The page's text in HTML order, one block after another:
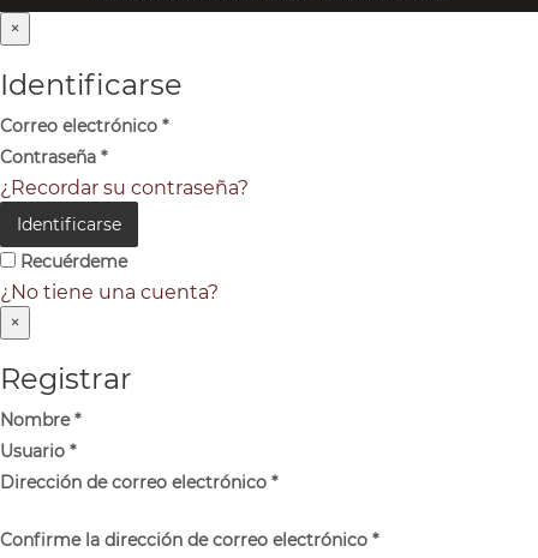
×
Identificarse
Correo electrónico *
Contraseña *
¿Recordar su contraseña?
Identificarse
Recuérdeme
¿No tiene una cuenta?
×
Registrar
Nombre*
Usuario *
Dirección de correo electrónico *
Confirme la dirección de correo electrónico *